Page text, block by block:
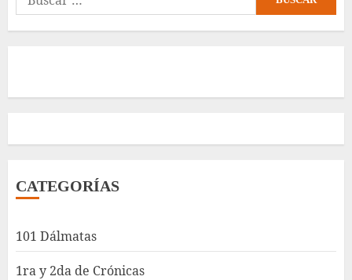
CATEGORÍAS
101 Dálmatas
1ra y 2da de Crónicas